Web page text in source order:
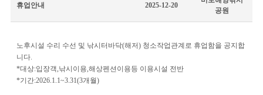
휴업안내 2025-12-20
공원
노후시설 수리 수선 및 낚시터바닥(해저) 청소작업관계로 휴업함을 공지합
니다.
*대상:입장객,낚시이용,해상펜션이용등 이용시설 전반
*기간:2026.1.1~3.31(3개월)